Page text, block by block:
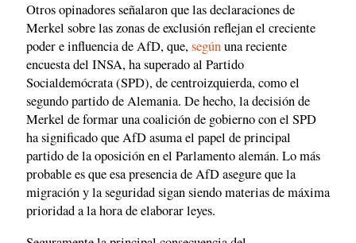
Otros opinadores señalaron que las declaraciones de
Merkel sobre las zonas de exclusión reflejan el creciente
poder e influencia de AfD, que,segúnuna reciente
encuesta del INSA, ha superado al Partido
Socialdemócrata (SPD), de centroizquierda, como el
segundo partido de Alemania. De hecho, la decisión de
Merkel de formar una coalición de gobierno con el SPD
ha significado que AfD asuma el papel de principal
partido de la oposición en el Parlamento alemán. Lo más
probable es que esa presencia de AfD asegure que la
migración y la seguridad sigan siendo materias de máxima
prioridad a la hora de elaborar leyes.